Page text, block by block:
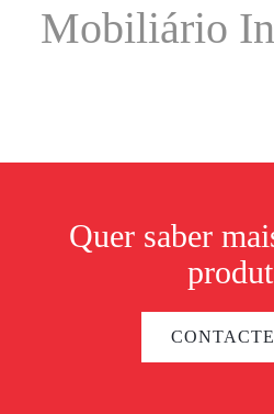
Mobiliário
Quer saber